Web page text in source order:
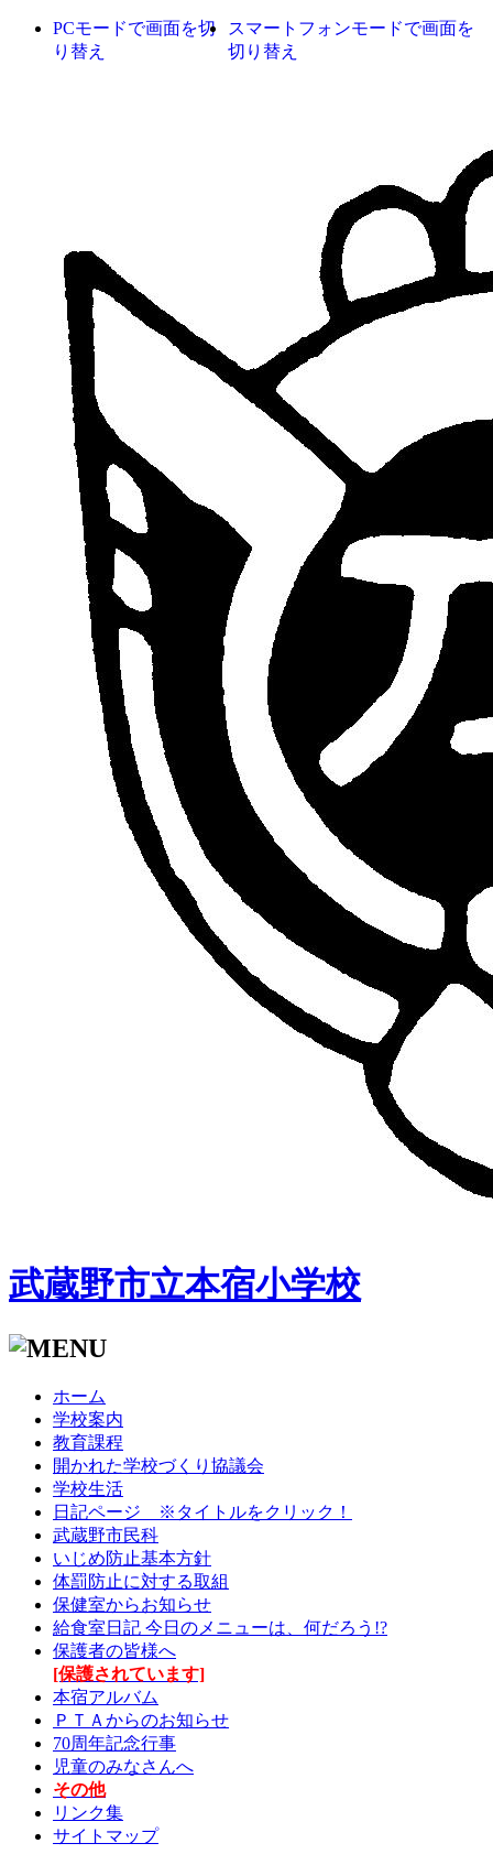
PCモードで画面を切
り替え
スマートフォンモードで画面を
切り替え
武蔵野市立本宿小学校
ホーム
学校案内
教育課程
開かれた学校づくり協議会
学校生活
日記ページ ※タイトルをクリック！
武蔵野市民科
いじめ防止基本方針
体罰防止に対する取組
保健室からお知らせ
給食室日記 今日のメニューは、何だろう!?
保護者の皆様へ
[保護されています]
本宿アルバム
ＰＴＡからのお知らせ
70周年記念行事
児童のみなさんへ
その他
リンク集
サイトマップ